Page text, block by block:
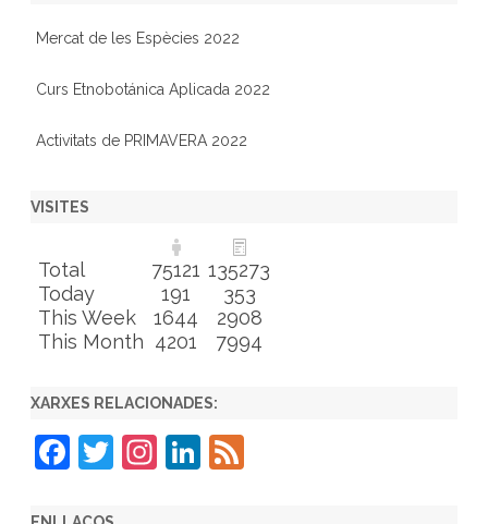
Mercat de les Espècies 2022
Curs Etnobotánica Aplicada 2022
Activitats de PRIMAVERA 2022
VISITES
Total 75121 135273
Today
191
353
This Week
1644
2908
This Month 4201 7994
XARXES RELACIONADES:
F
T
In Li